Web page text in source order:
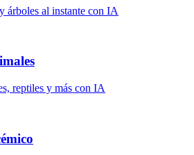
árboles al instante con IA
reptiles y más con IA